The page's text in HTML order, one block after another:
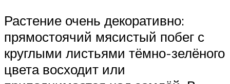
Растение очень декоративно:
прямостоячий мясистый побег с
круглыми листьями тёмно-зелёного
цвета восходит или